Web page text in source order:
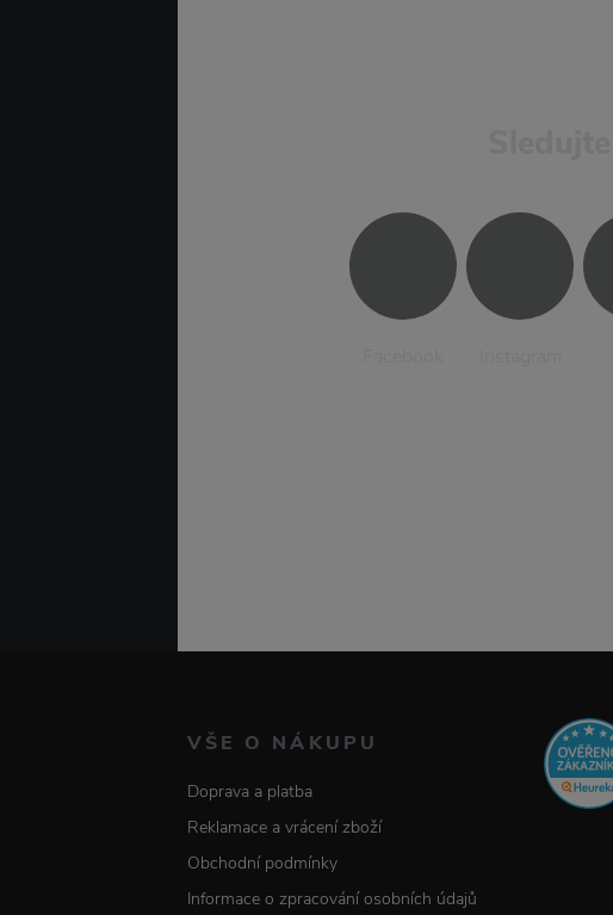
VŠE O NÁKUPU
Doprava a platba
Reklamace a vrácení zboží
Obchodní podmínky
Informace o zpracování osobních údajů